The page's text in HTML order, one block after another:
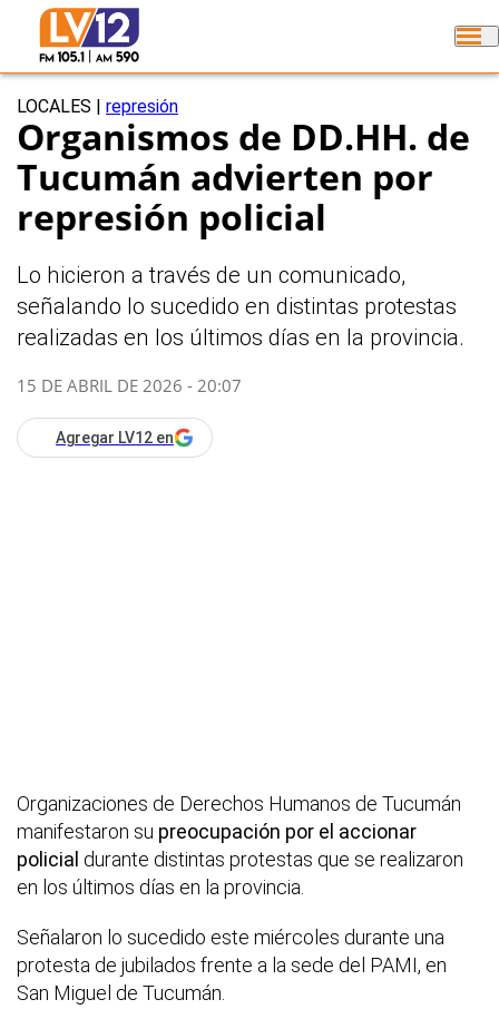
LOCALES represión
Organismos de DD.HH. de
Tucumán advierten por
represión policial
Lo hicieron a través de un comunicado,
señalando lo sucedido en distintas protestas
realizadas en los últimos días en la provincia.
15 DE ABRIL DE 2026 - 20:07
Agregar LV12 en
Organizaciones de Derechos Humanos de Tucumán
manifestaron su preocupación por el accionar
policial durante distintas protestas que se realizaron
en los últimos días en la provincia.
Señalaron lo sucedido este miércoles durante una
protesta de jubilados frente a la sede del PAMI, en
San Miguel de Tucumán.